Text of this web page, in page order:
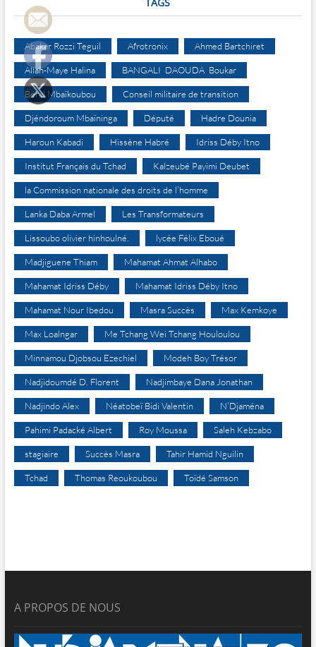
Abakar Rozzi Teguil Afrotronix Ahmed Bartchiret
Allah-Maye Halina BANGALI DAOUDA Boukar
Béral Mbaïkoubou Conseil militaire de transition
Djéndoroum Mbaïninga Député Hadre Dounia
Haroun Kabadi Hissène Habré Idriss Déby Itno
Institut Français du Tchad Kalzeubé Payimi Deubet
la Commission nationale des droits de l’homme
Lanka Daba Armel Les Transformateurs
Lissoubo olivier hinhoulné. lycée Félix Eboué
Madjiguene Thiam Mahamat Ahmat Alhabo
Mahamat Idriss Déby Mahamat Idriss Déby Itno
Mahamat Nour Ibedou Masra Succès Max Kemkoye
Max Loalngar Me Tchang Wei Tchang Houloulou
Minnamou Djobsou Ezechiel Modeh Boy Trésor
Nadjidoumdé D. Florent Nadjimbaye Dana Jonathan
Nadjindo Alex Néatobeï Bidi Valentin N’Djaména
Pahimi Padacké Albert Roy Moussa Saleh Kebzabo
stagiaire Succès Masra Tahir Hamid Nguilin
Tchad Thomas Reoukoubou Toïdé Samson
A PROPOS DE NOUS